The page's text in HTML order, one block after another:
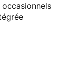
occasionnels